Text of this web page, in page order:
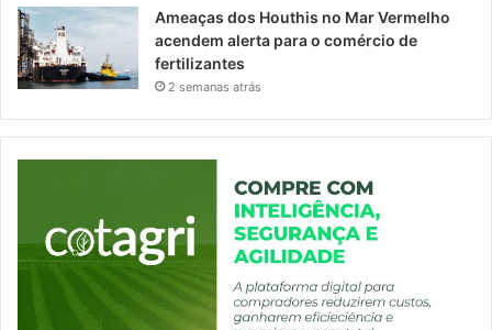
Ameaças dos Houthis no Mar Vermelho
acendem alerta para o comércio de
fertilizantes
2 semanas atrás